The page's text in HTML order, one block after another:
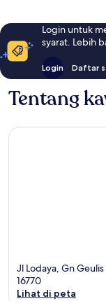
Login untuk
syarat. Lebih
Login Daftar
Tentang
Jl Lodaya, Gn
16770
Lihat di peta